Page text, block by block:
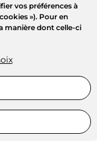
vos préférences à
»). Pour en
manière dont celle-ci